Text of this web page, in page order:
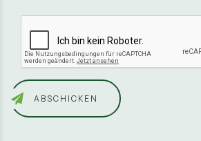
ABSCHICKEN